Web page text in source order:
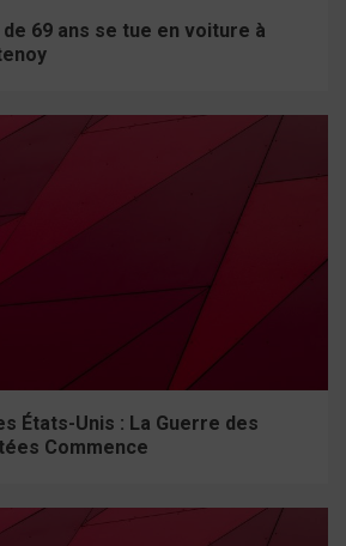
69 ans se tue en voiture à
États-Unis : La Guerre des
Commence